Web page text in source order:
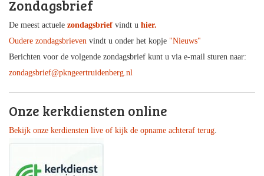
Zondagsbrief
De meest actuele zondagsbrief vindt u hier.
Oudere zondagsbrieven vindt u onder het kopje "Nieuws"
Berichten voor de volgende zondagsbrief kunt u via e-mail sturen naar:
zondagsbrief@pkngeertruidenberg.nl
Onze kerkdiensten online
Bekijk onze kerdiensten live of kijk de opname achteraf terug.